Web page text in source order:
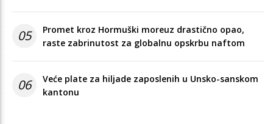
05
Promet kroz Hormuški moreuz drastično opao,
raste zabrinutost za globalnu opskrbu naftom
06
Veće plate za hiljade zaposlenih u Unsko-sanskom
kantonu